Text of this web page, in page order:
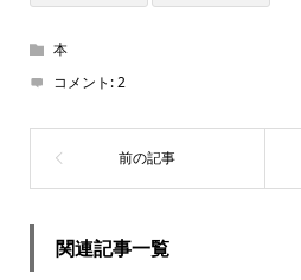
本
コメント:2
関連記事一覧